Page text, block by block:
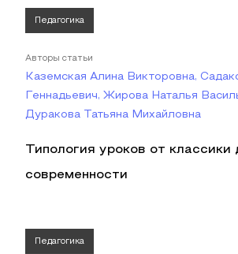
Педагогика
Авторы статьи
Каземская Алина Викторовна,
Геннадьевич, Жирова Наталья
Дуракова Татьяна Михайловна
Типология уроков от классики
современности
Педагогика